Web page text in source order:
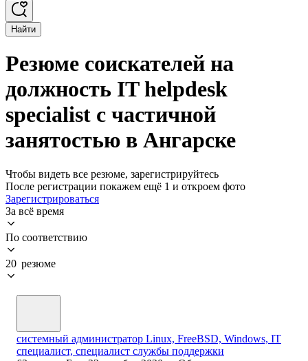
Найти
Резюме соискателей на
должность IT helpdesk
specialist с частичной
занятостью в Ангарске
Чтобы видеть все резюме, зарегистрируйтесь
После регистрации покажем ещё 1 и откроем фото
Зарегистрироваться
За всё время
По соответствию
20 резюме
системный администратор Linux, FreeBSD, Windows, IT
специалист, специалист службы поддержки